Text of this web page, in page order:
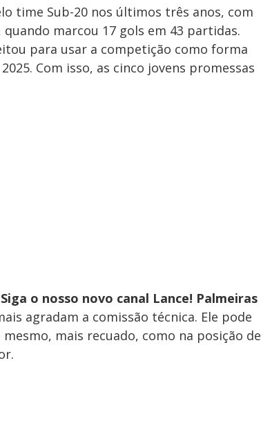
time Sub-20 nos últimos três anos, com
marcou 17 gols em 43 partidas.
para usar a competição como forma
Com isso, as cinco jovens promessas
o nosso novo canal Lance! Palmeiras
agradam a comissão técnica. Ele pode
mais recuado, como na posição de